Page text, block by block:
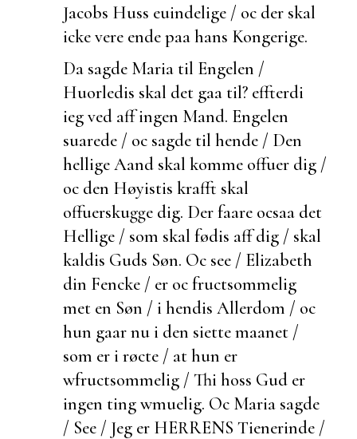
Jacobs Huss euindelige / oc der skal
icke vere ende paa hans Kongerige.
Da sagde Maria til Engelen /
Huorledis skal det gaa til? effterdi
ieg ved aff ingen Mand. Engelen
suarede / oc sagde til hende / Den
hellige Aand skal komme offuer dig /
oc den Høyistis krafft skal
offuerskugge dig. Der faare ocsaa det
Hellige / som skal fødis aff dig / skal
kaldis Guds Søn. Oc see / Elizabeth
din Fencke / er ocfructsommelig
met en Søn / i hendis Allerdom / oc
hun gaar nu i den siette maanet /
som er i røcte / at hun er
wfructsommelig / Thi hoss Gud er
ingen ting wmuelig. Oc Maria sagde
/ See / Jeg er HERRENS Tienerinde /